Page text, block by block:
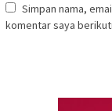
Simpan nama,
komentar saya